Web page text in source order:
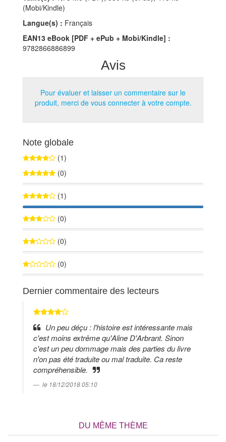
(Mobi/Kindle)
Langue(s) : Français
EAN13 eBook [PDF + ePub + Mobi/Kindle] :
9782866886899
Avis
Pour évaluer et laisser un commentaire sur le
produit, merci de vous connecter à votre compte.
Note globale
(1)
(0)
(1)
100%
(0)
(0)
(0)
Dernier commentaire des lecteurs
Un peu déçu : l'histoire est intéressante mais
c'est moins extrême qu'Aline D'Arbrant. Sinon
c'est un peu dommage mais des parties du livre
n'on pas été traduite ou mal traduite. Ca reste
compréhensible.
le 18/12/2018 05:10
DU MÊME THÈME